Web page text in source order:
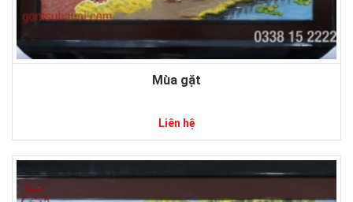
Mùa gặt
Liên hệ